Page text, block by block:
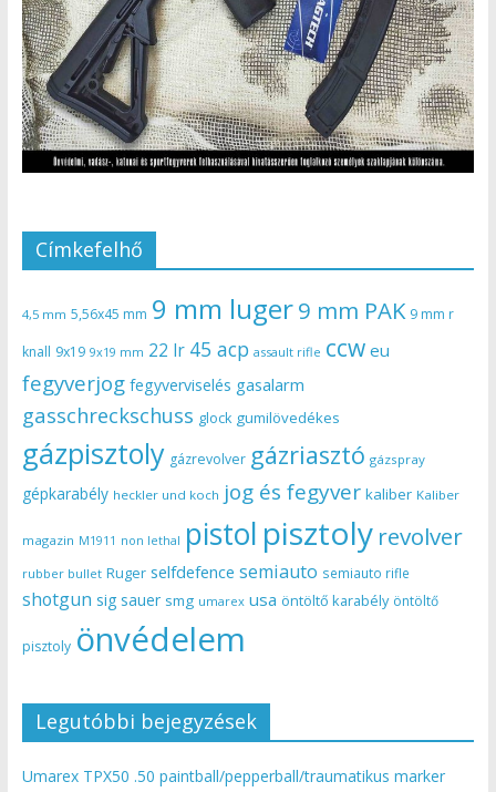
Címkefelhő
4,5 mm 5,56x45 mm 9 mm luger9 mm PAK 9 mm r
knall 9x19 9x19 mm 22 lr 45 acp assault rifle ccw eu
fegyverjog fegyverviselés gasalarm
gasschreckschuss glock gumilövedékes
gázpisztoly gázrevolver gázriasztó gázspray
gépkarabély heckler und koch jog és fegyver kaliber Kaliber
magazin M1911 non lethal pistol pisztoly revolver
rubber bullet Ruger selfdefence semiauto semiauto rifle
shotgun sig sauer smg umarex usa öntöltő karabély öntöltő
pisztoly önvédelem
Legutóbbi bejegyzések
Umarex TPX50 .50 paintball/pepperball/traumatikus marker